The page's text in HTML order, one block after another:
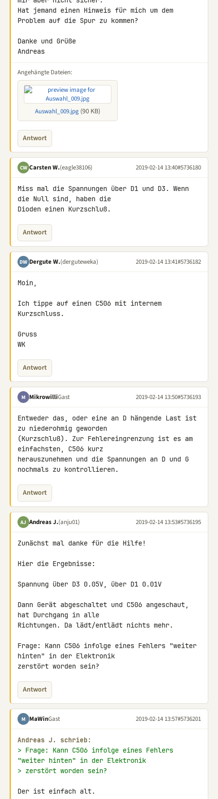
Hat jemand einen Hinweis für mich um dem
Problem auf die Spur zu kommen?
Danke und Grüße
Andreas
Angehängte Dateien:
Auswahl_009.jpg (90 KB)
Antwort
CW Carsten W.(eagle38106) 2019-02-14 13:40#5736180
Miss mal die Spannungen über D1 und D3. Wenn
die Null sind, haben die
Dioden einen Kurzschluß.
Antwort
DW Dergute W.(derguteweka) 2019-02-14 13:41#5736182
Moin,
Ich tippe auf einen C506 mit internem
Kurzschluss.
Gruss
WK
Antwort
M MikrowilliGast 2019-02-14 13:50#5736193
Entweder das, oder eine an D hängende Last ist
zu niederohmig geworden
(Kurzschluß). Zur Fehlereingrenzung ist es am
einfachsten, C506 kurz
herauszunehmen und die Spannungen an D und G
nochmals zu kontrollieren.
Antwort
AJ Andreas J.(anju01) 2019-02-14 13:53#5736195
Zunächst mal danke für die Hilfe!
Hier die Ergebnisse:
Spannung über D3 0.05V, über D1 0.01V
Dann Gerät abgeschaltet und C506 angeschaut,
hat Durchgang in alle
Richtungen. Da lädt/entlädt nichts mehr.
Frage: Kann C506 infolge eines Fehlers "weiter
hinten" in der Elektronik
zerstört worden sein?
Antwort
M MaWinGast 2019-02-14 13:57#5736201
Andreas J. schrieb:
> Frage: Kann C506 infolge eines Fehlers
"weiter hinten" in der Elektronik
> zerstört worden sein?
Der ist einfach alt.